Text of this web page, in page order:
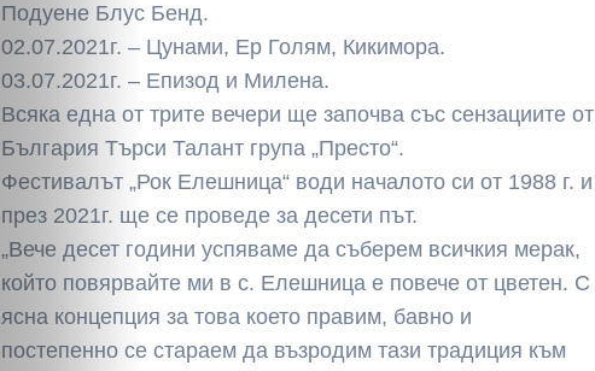
Подуене Блус Бенд.
02.07.2021г. – Цунами, Ер Голям, Кикимора.
03.07.2021г. – Епизод и Милена.
Всяка една от трите вечери ще започва със сензациите от
България Търси Талант група „Престо“.
Фестивалът „Рок Елешница“ води началото си от 1988 г. и
през 2021г. ще се проведе за десети път.
„Вече десет години успяваме да съберем всичкия мерак,
който повярвайте ми в с. Елешница е повече от цветен. С
ясна концепция за това което правим, бавно и
постепенно се стараем да възродим тази традиция към